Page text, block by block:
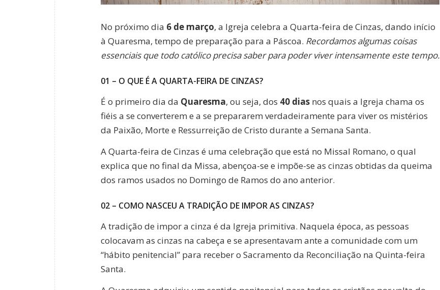
No próximo dia 6 de março, a Igreja celebra a Quarta-feira de Cinzas, dando início
à Quaresma, tempo de preparação para a Páscoa. Recordamos algumas coisas
essenciais que todo católico precisa saber para poder viver intensamente este tempo.
01 – O QUE É A QUARTA-FEIRA DE CINZAS?
É o primeiro dia da Quaresma, ou seja, dos 40 dias nos quais a Igreja chama os
fiéis a se converterem e a se prepararem verdadeiramente para viver os mistérios
da Paixão, Morte e Ressurreição de Cristo durante a Semana Santa.
A Quarta-feira de Cinzas é uma celebração que está no Missal Romano, o qual
explica que no final da Missa, abençoa-se e impõe-se as cinzas obtidas da queima
dos ramos usados no Domingo de Ramos do ano anterior.
02 – COMO NASCEU A TRADIÇÃO DE IMPOR AS CINZAS?
A tradição de impor a cinza é da Igreja primitiva. Naquela época, as pessoas
colocavam as cinzas na cabeça e se apresentavam ante a comunidade com um
“hábito penitencial” para receber o Sacramento da Reconciliação na Quinta-feira
Santa.